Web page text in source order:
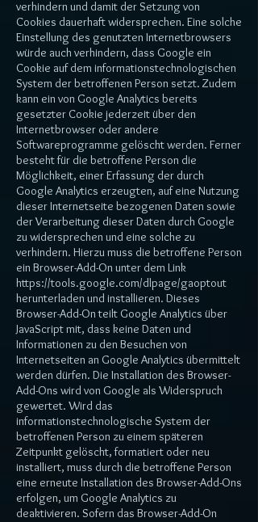
verhindern und damit der Setzung von
Cookies dauerhaft widersprechen. Eine solche
Einstellung des genutzten Internetbrowsers
würde auch verhindern, dass Google ein
Cookie auf dem informationstechnologischen
System der betroffenen Person setzt. Zudem
kann ein von Google Analytics bereits
gesetzter Cookie jederzeit über den
Internetbrowser oder andere
Softwareprogramme gelöscht werden. Ferner
besteht für die betroffene Person die
Möglichkeit, einer Erfassung der durch
Google Analytics erzeugten, auf eine Nutzung
dieser Internetseite bezogenen Daten sowie
der Verarbeitung dieser Daten durch Google
zu widersprechen und eine solche zu
verhindern. Hierzu muss die betroffene Person
ein Browser-Add-On unter dem Link
https://tools.google.com/dlpage/gaoptout
herunterladen und installieren. Dieses
Browser-Add-On teilt Google Analytics über
JavaScript mit, dass keine Daten und
Informationen zu den Besuchen von
Internetseiten an Google Analytics übermittelt
werden dürfen. Die Installation des Browser-
Add-Ons wird von Google als Widerspruch
gewertet. Wird das
informationstechnologische System der
betroffenen Person zu einem späteren
Zeitpunkt gelöscht, formatiert oder neu
installiert, muss durch die betroffene Person
eine erneute Installation des Browser-Add-Ons
erfolgen, um Google Analytics zu
deaktivieren. Sofern das Browser-Add-On